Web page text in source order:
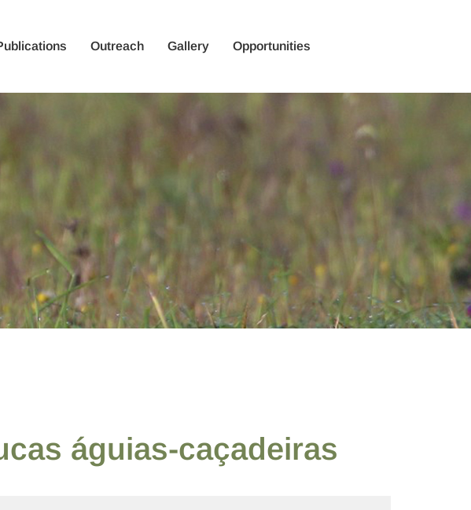
Outreach Gallery Opportunities
águias-caçadeiras